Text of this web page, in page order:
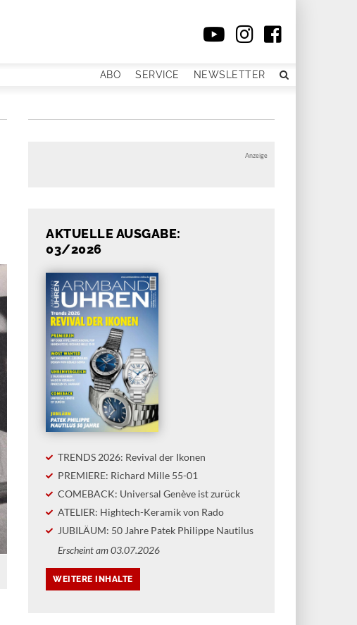
ABO SERVICE NEWSLETTER
Anzeige
AKTUELLE AUSGABE:
03/2026
TRENDS 2026: Revival der Ikonen
PREMIERE: Richard Mille 55-01
COMEBACK: Universal Genève ist zurück
ATELIER: Hightech-Keramik von Rado
JUBILÄUM: 50 Jahre Patek Philippe Nautilus
Erscheint am 03.07.2026